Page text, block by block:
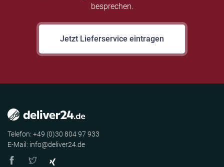
besprechen.
Jetzt Lieferservice eintragen
Telefon: +49 (0)30 804 97 933
E-Mail: info@deliver24.de